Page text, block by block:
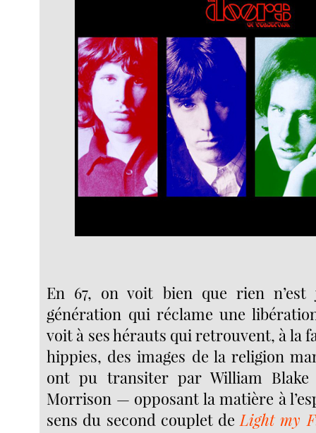
En 67, on voit bien que rien n’est
génération qui réclame une
voit à ses hérauts qui retrouvent, à la
hippies, des images de la religion
ont pu transiter par William
Morrison — opposant la matière à
sens du second couplet deLight my